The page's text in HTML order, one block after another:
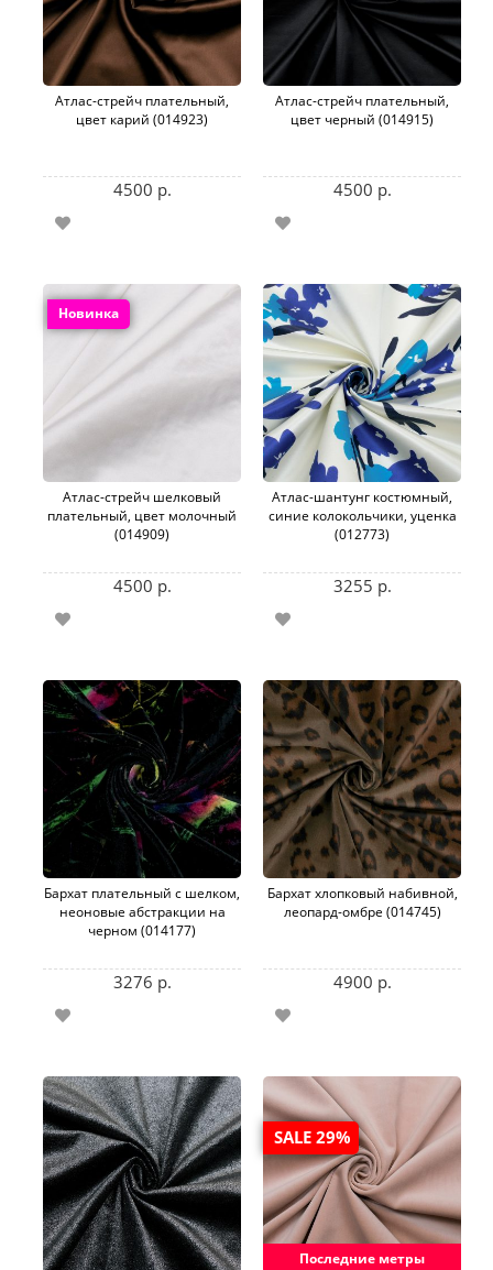
Атлас-стрейч плательный,
цвет карий (014923)
4500 р.
Атлас-стрейч плательный,
цвет черный (014915)
4500 р.
Новинка
Атлас-стрейч шелковый
плательный, цвет молочный
(014909)
4500 р.
Атлас-шантунг костюмный,
синие колокольчики, уценка
(012773)
3255 р.
Бархат плательный с шелком,
неоновые абстракции на
черном (014177)
3276 р.
Бархат хлопковый набивной,
леопард-омбре (014745)
4900 р.
SALE 29%
Последние метры